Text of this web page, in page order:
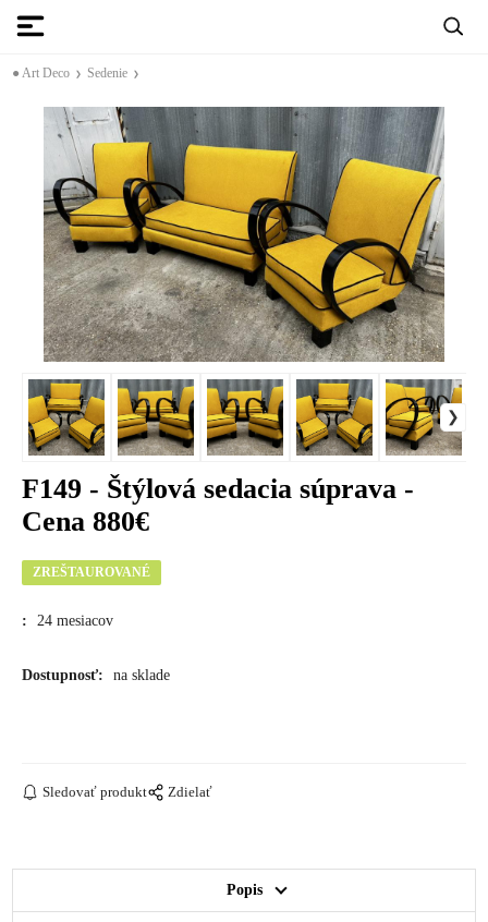
● Art Deco Sedenie
F149 - Štýlová sedacia súprava -
Cena 880€
ZREŠTAUROVANÉ
: 24 mesiacov
Dostupnosť: na sklade
Sledovať produkt Zdielať
Popis